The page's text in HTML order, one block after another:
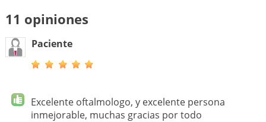
11 opiniones
Paciente
Excelente oftalmologo, y excelente persona
inmejorable, muchas gracias por todo